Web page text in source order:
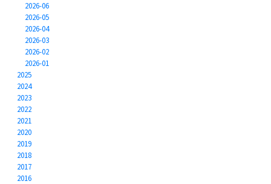
2026-06
2026-05
2026-04
2026-03
2026-02
2026-01
2025
2024
2023
2022
2021
2020
2019
2018
2017
2016